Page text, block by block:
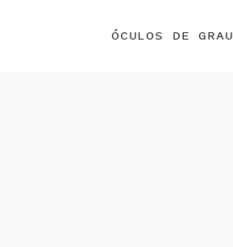
ÓCULOS DE GRAU